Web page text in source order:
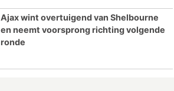
Ajax wint overtuigend van Shelbourne
en neemt voorsprong richting volgende
ronde